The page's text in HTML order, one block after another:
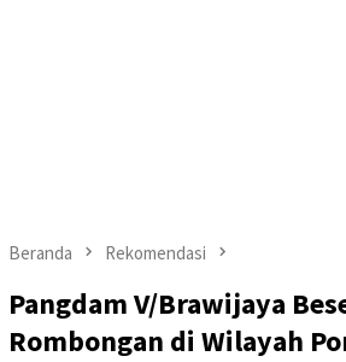
Beranda Rekomendasi
Pangdam V/Brawijaya
Rombongan di Wilayah